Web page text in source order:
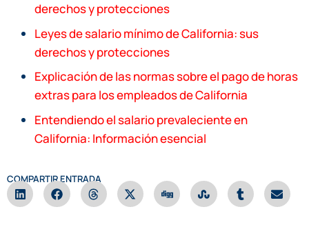
derechos y protecciones
Leyes de salario mínimo de California: sus
derechos y protecciones
Explicación de las normas sobre el pago de horas
extras para los empleados de California
Entendiendo el salario prevaleciente en
California: Información esencial
COMPARTIR ENTRADA